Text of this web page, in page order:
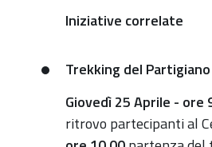
nazifascismo
Iniziative correlate
Trekking del Partigiano
Giovedì 25 Aprile - ore
ritrovo partecipanti al